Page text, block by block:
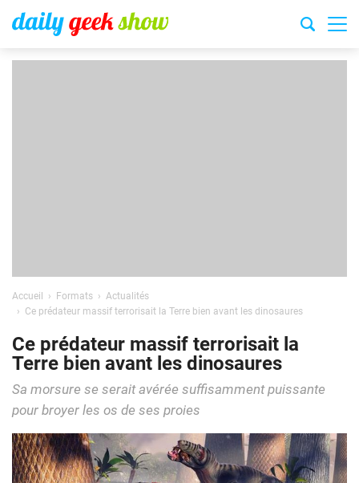
Accueil Formats
Actualités
Ce prédateur massif terrorisait la Terre bien avant les dinosaures
Ce prédateur massif terrorisait la
Terre bien avant les dinosaures
Sa morsure se serait avérée suffisamment puissante
pour broyer les os de ses proies